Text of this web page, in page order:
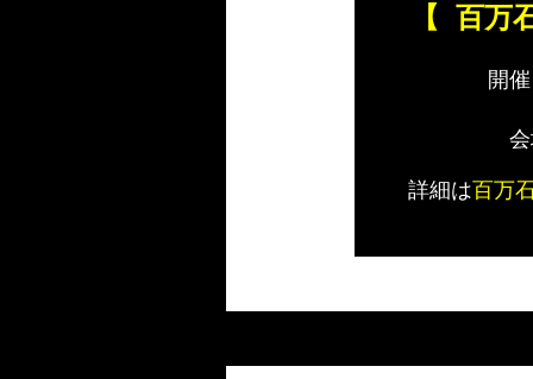
【 百万
開
詳細は百万